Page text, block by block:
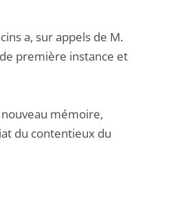
a, sur appels de M.
première instance et
mémoire,
du contentieux du